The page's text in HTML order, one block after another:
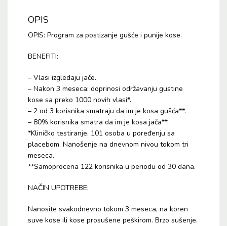
OPIS
OPIS: Program za postizanje gušće i punije kose.
BENEFITI:
– Vlasi izgledaju jače.
– Nakon 3 meseca: doprinosi održavanju gustine
kose sa preko 1000 novih vlasi*.
– 2 od 3 korisnika smatraju da im je kosa gušća**.
– 80% korisnika smatra da im je kosa jača**.
*Kliničko testiranje. 101 osoba u poređenju sa
placebom. Nanošenje na dnevnom nivou tokom tri
meseca.
**Samoprocena 122 korisnika u periodu od 30 dana.
NAČIN UPOTREBE:
Nanosite svakodnevno tokom 3 meseca, na koren
suve kose ili kose prosušene peškirom. Brzo sušenje.